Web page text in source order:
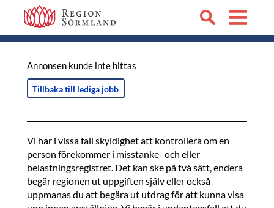
Annonsen kunde inte hittas
Tillbaka till lediga jobb
Vi har i vissa fall skyldighet att kontrollera om en
person förekommer i misstanke- och eller
belastningsregistret. Det kan ske på två sätt, endera
begär regionen ut uppgiften själv eller också
uppmanas du att begära ut utdrag för att kunna visa